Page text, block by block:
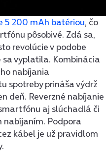
5 200 mAh batériou, čo
pôsobivé. Zdá sa,
revolúcie v podobe
vyplatila. Kombinácia
nabíjania
spotreby prináša výdrž
deň. Reverzné nabíjanie
aj slúchadlá či
nabíjaním. Podpora
kábel je už pravidlom